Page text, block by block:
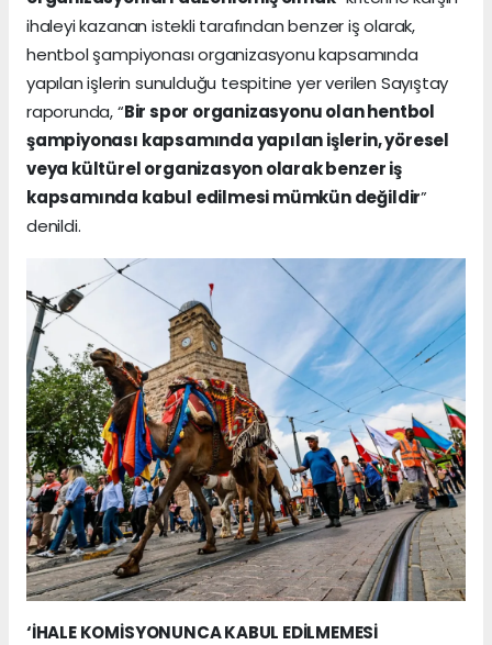
ihaleyi kazanan istekli tarafından benzer iş olarak,
hentbol şampiyonası organizasyonu kapsamında
yapılan işlerin sunulduğu tespitine yer verilen Sayıştay
raporunda, “Bir spor organizasyonu olan hentbol
şampiyonası kapsamında yapılan işlerin, yöresel
veya kültürel organizasyon olarak benzer iş
kapsamında kabul edilmesi mümkün değildir”
denildi.
‘İHALE KOMİSYONUNCA KABUL EDİLMEMESİ